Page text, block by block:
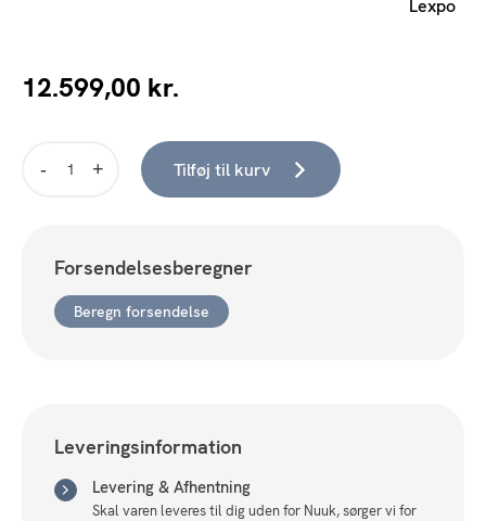
Lexpo
12.599,00 kr.
anthracite
Tilføj til kurv
Forsendelsesberegner
Beregn forsendelse
Leveringsinformation
Levering & Afhentning
Skal varen leveres til dig uden for Nuuk, sørger vi for